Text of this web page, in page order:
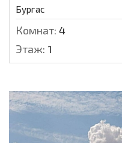
Бургас
Комнат: 4
Этаж: 1